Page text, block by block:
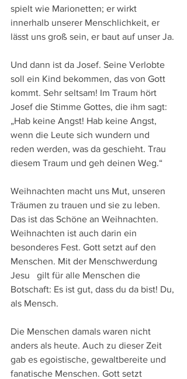
spielt wie Marionetten; er wirkt
innerhalb unserer Menschlichkeit, er
lässt uns groß sein, er baut auf unser Ja.
Und dann ist da Josef. Seine Verlobte
soll ein Kind bekommen, das von Gott
kommt. Sehr seltsam! Im Traum hört
Josef die Stimme Gottes, die ihm sagt:
„Hab keine Angst! Hab keine Angst,
wenn die Leute sich wundern und
reden werden, was da geschieht. Trau
diesem Traum und geh deinen Weg.“
Weihnachten macht uns Mut, unseren
Träumen zu trauen und sie zu leben.
Das ist das Schöne an Weihnachten.
Weihnachten ist auch darin ein
besonderes Fest. Gott setzt auf den
Menschen. Mit der Menschwerdung
Jesu   gilt für alle Menschen die
Botschaft: Es ist gut, dass du da bist! Du,
als Mensch.
Die Menschen damals waren nicht
anders als heute. Auch zu dieser Zeit
gab es egoistische, gewaltbereite und
fanatische Menschen. Gott setzt